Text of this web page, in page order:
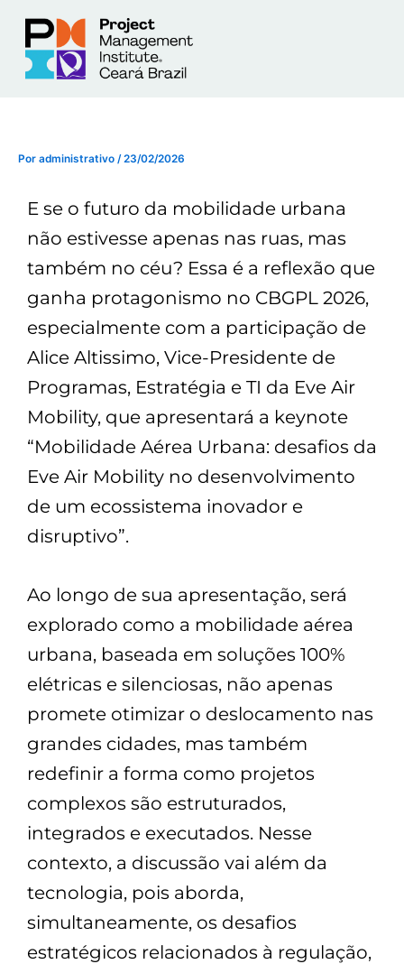
conteúdo
Por administrativo /23/02/2026
E se o futuro da mobilidade urbana
não estivesse apenas nas ruas, mas
também no céu? Essa é a reflexão que
ganha protagonismo no CBGPL 2026,
especialmente com a participação de
Alice Altissimo, Vice-Presidente de
Programas, Estratégia e TI da Eve Air
Mobility, que apresentará a keynote
“Mobilidade Aérea Urbana: desafios da
Eve Air Mobility no desenvolvimento
de um ecossistema inovador e
disruptivo”.
Ao longo de sua apresentação, será
explorado como a mobilidade aérea
urbana, baseada em soluções 100%
elétricas e silenciosas, não apenas
promete otimizar o deslocamento nas
grandes cidades, mas também
redefinir a forma como projetos
complexos são estruturados,
integrados e executados. Nesse
contexto, a discussão vai além da
tecnologia, pois aborda,
simultaneamente, os desafios
estratégicos relacionados à regulação,